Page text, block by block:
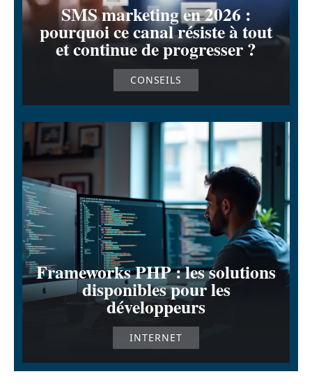
SMS marketing en 2026 :
pourquoi ce canal résiste à tout
et continue de progresser ?
CONSEILS
Frameworks PHP : les solutions
disponibles pour les
développeurs
INTERNET